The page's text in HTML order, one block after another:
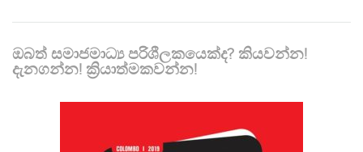
ඔබත් සමාජමාධ්‍ය පරිශීලකයෙක්ද? කියවන්න!
දැනගන්න! ක්‍රියාත්මකවන්න!